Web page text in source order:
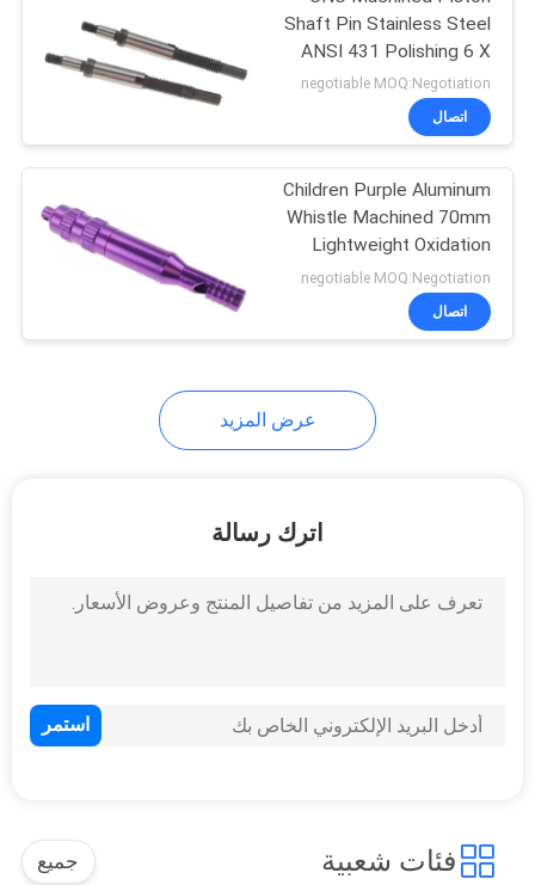
Shaft Pin Stainless Steel
ANSI 431 Polishing 6 X
50 mm
negotiable MOQ:Negotiation
اتصال
Children Purple Aluminum
Whistle Machined 70mm
Lightweight Oxidation
Finish
negotiable MOQ:Negotiation
اتصال
عرض المزيد
اترك رسالة
فئات شعبية جميع